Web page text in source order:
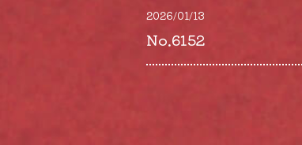
2026/01/13
No.6152